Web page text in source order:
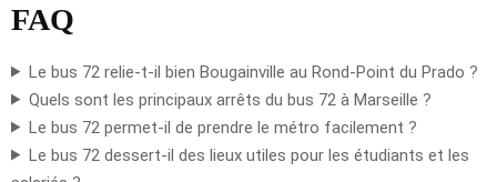
FAQ
Le bus 72 relie-t-il bien Bougainville au Rond-Point du Prado ?
Quels sont les principaux arrêts du bus 72 à Marseille ?
Le bus 72 permet-il de prendre le métro facilement ?
Le bus 72 dessert-il des lieux utiles pour les étudiants et les